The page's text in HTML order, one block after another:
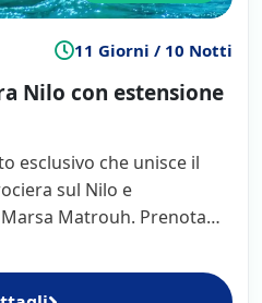
11 Giorni / 10 Notti
Nilo con estensione
esclusivo che unisce il
sul Nilo e
Matrouh. Prenota